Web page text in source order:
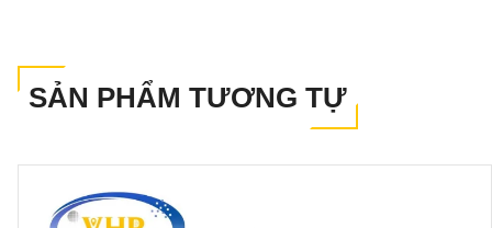
Máy gps rtk Toknav T30Pro
công nghệ IMU hoàn toàn mới. Mô-
điều hướng quán tính thông minh
SẢN PHẨM TƯƠNG TỰ